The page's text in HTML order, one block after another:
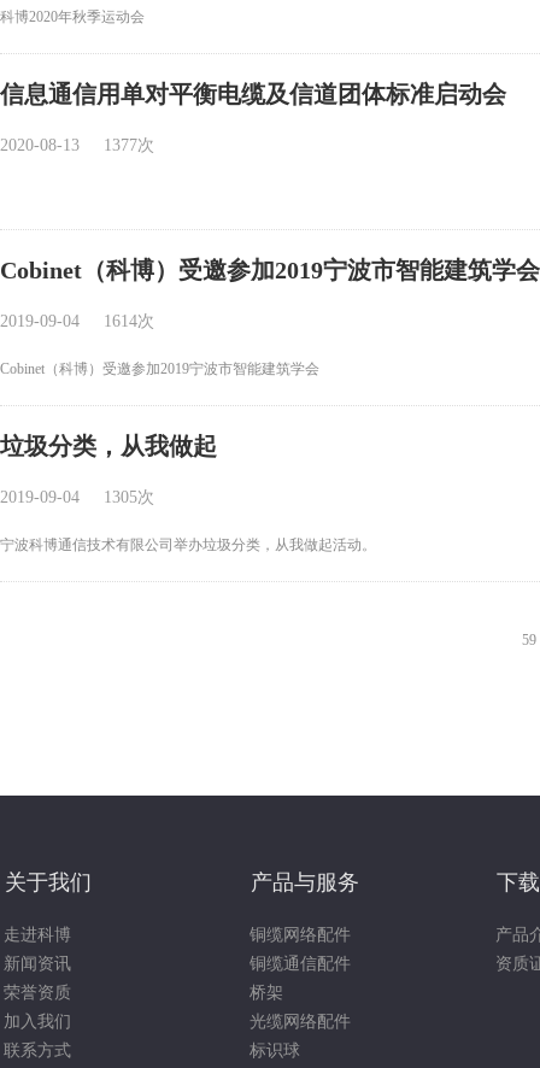
科博2020年秋季运动会
信息通信用单对平衡电缆及信道团体标准启动会
2020-08-13 1377次
Cobinet（科博）受邀参加2019宁波市智能建筑学会
2019-09-04 1614次
Cobinet（科博）受邀参加2019宁波市智能建筑学会
垃圾分类，从我做起
2019-09-04 1305次
宁波科博通信技术有限公司举办垃圾分类，从我做起活动。
关于我们
走进科博
新闻资讯
荣誉资质
加入我们
联系方式
产品与服务
铜缆网络配件
铜缆通信配件
桥架
光缆网络配件
标识球
下
产品
资质